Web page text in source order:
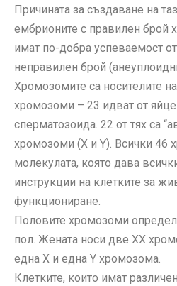
Причината за създаване на
ембрионите с правилен брой
имат по-добра успеваемост от
неправилен брой
Хромозомите са носителите
хромозоми – 23 идват от
сперматозоида. 22 от тях са
хромозоми (X и Y). Всички 46
молекулата, която дава
инструкции на клетките за
функциониране.
Половите хромозоми
пол. Жената носи две ХХ
една X и една Y хромозома.
Клетките, които имат